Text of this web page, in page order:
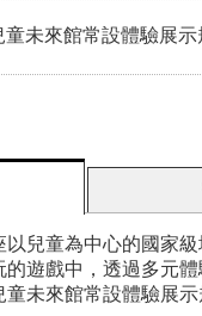
童未來館常設體驗展
以兒童為中心的國家
遊戲中，透過多元
未來館常設體驗展